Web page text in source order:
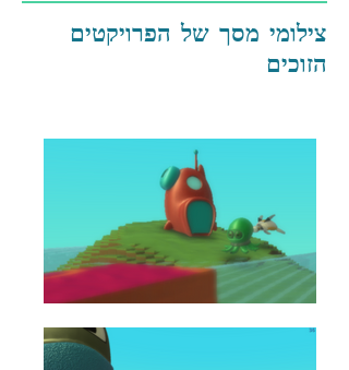
צילומי מסך של הפרויקטים
הזוכים